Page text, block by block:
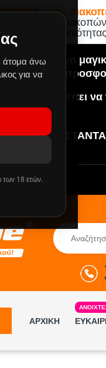
άτομα άνω
για να
των 18 ετών.
πάει
σειρά προτεραιότητας
ένα
Οι
Πρέπει
ΑΡΧΙΚΗ